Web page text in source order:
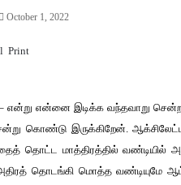
October 1, 2022
Print
– என்று என்னை இடிக்க வந்தவாறு
கொண்டு இருக்கிறேன்.
மாத்திரத்தில் வண்டியில்
தொடங்கி மொத்த வண்டியுமே